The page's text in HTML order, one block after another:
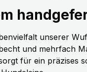
unserer
und mehrfach
für ein präzises